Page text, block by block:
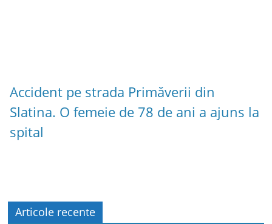
Accident pe strada Primăverii din
Slatina. O femeie de 78 de ani a ajuns la
spital
Articole recente